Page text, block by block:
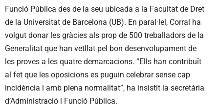
Funció Pública des de la seu ubicada a la Facultat de Dret
de la Universitat de Barcelona (UB). En paral·lel, Corral ha
volgut donar les gràcies als prop de 500 treballadors de la
Generalitat que han vetllat pel bon desenvolupament de
les proves a les quatre demarcacions. “Ells han contribuït
al fet que les oposicions es puguin celebrar sense cap
incidència i amb plena normalitat”, ha insistit la secretària
d’Administració i Funció Pública.